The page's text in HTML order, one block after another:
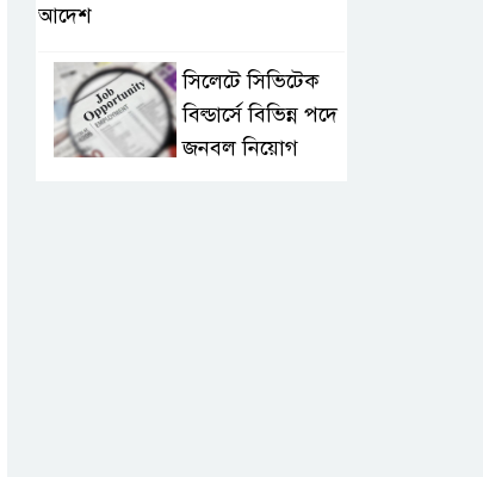
আদেশ
সিলেটে সিভিটেক
বিল্ডার্সে বিভিন্ন পদে
জনবল নিয়োগ